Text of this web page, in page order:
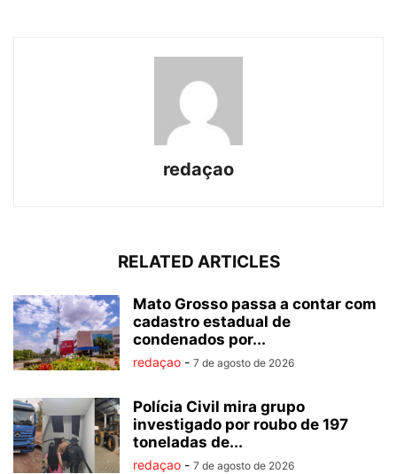
redaçao
RELATED ARTICLES
Mato Grosso passa a contar com
cadastro estadual de
condenados por...
redaçao - 7 de agosto de 2026
Polícia Civil mira grupo
investigado por roubo de 197
toneladas de...
redaçao - 7 de agosto de 2026